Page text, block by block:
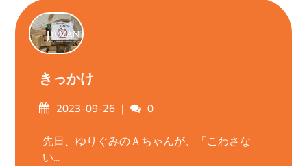
きっかけ
Posted2023-09-26 Comments
0
先日、ゆりぐみのＡちゃんが、「こわさな
い...